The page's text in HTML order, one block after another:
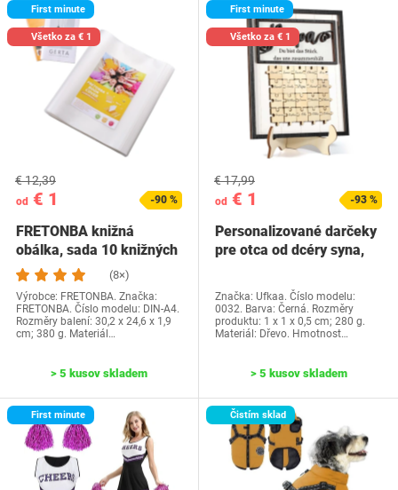
First minute
Všetko za € 1
od € 1
€ 12,39
-90 %
FRETONBA knižná
obálka, sada 10 knižných
dosiek, priehľadné…
(8×)
Výrobce: FRETONBA. Značka:
FRETONBA. Číslo modelu: DIN-A4.
Rozměry balení: 30,2 x 24,6 x 1,9
cm; 380 g. Materiál…
> 5 kusov skladem
First minute
Všetko za € 1
od € 1
€ 17,99
-93 %
Personalizované darčeky
pre otca od dcéry syna,
Značka: Ufkaa. Číslo modelu:
0032. Barva: Černá. Rozměry
produktu: 1 x 1 x 0,5 cm; 280 g.
Materiál: Dřevo. Hmotnost…
> 5 kusov skladem
First minute Čistím sklad